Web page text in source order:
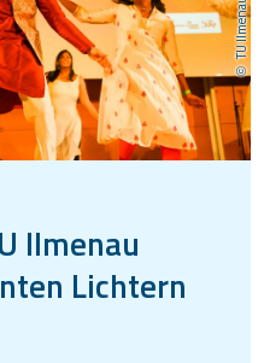
Ilmenau
Lichtern